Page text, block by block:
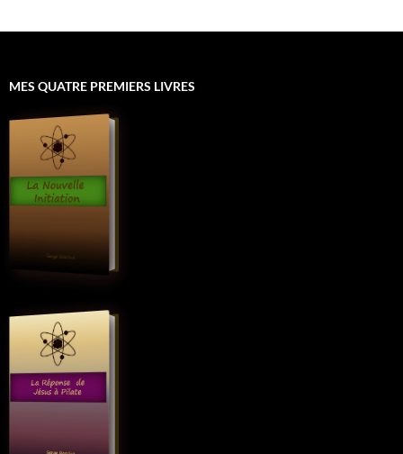
MES QUATRE PREMIERS LIVRES